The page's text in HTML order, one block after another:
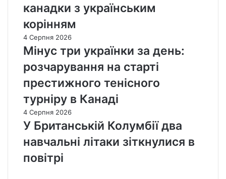
канадки з українським
корінням
4 Серпня 2026
Мінус три українки за день:
розчарування на старті
престижного тенісного
турніру в Канаді
4 Серпня 2026
У Британській Колумбії два
навчальні літаки зіткнулися в
повітрі